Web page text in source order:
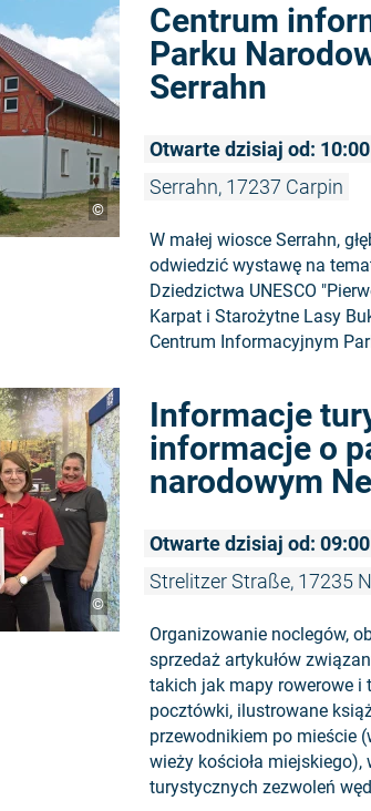
©
Centrum
Parku
Serrahn
Otwarte dzisiaj od:
Serrahn, 17237 Carpin
W małej wiosce Serrahn,
odwiedzić wystawę na
Dziedzictwa UNESCO
Karpat i Starożytne Lasy
Centrum Informacyjnym
©
Informacje
informacje o
narodowym
Otwarte dzisiaj od:
Strelitzer Straße, 17235
Organizowanie noclegów,
sprzedaż artykułów
takich jak mapy rowerowe i
pocztówki, ilustrowane
przewodnikiem po mieście
wieży kościoła miejskiego),
turystycznych zezwoleń